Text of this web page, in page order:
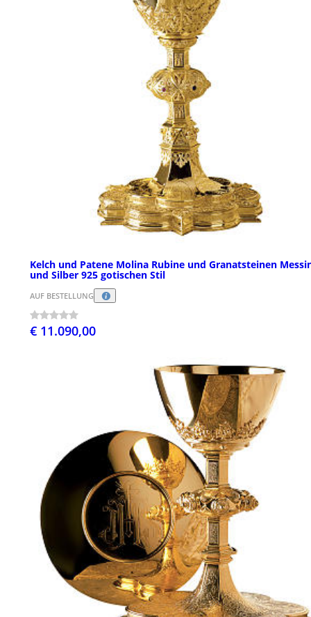
Kelch und Patene Molina Rubine und Granatsteinen
und Silber 925 gotischen Stil
AUF BESTELLUNG
€ 11.090,00